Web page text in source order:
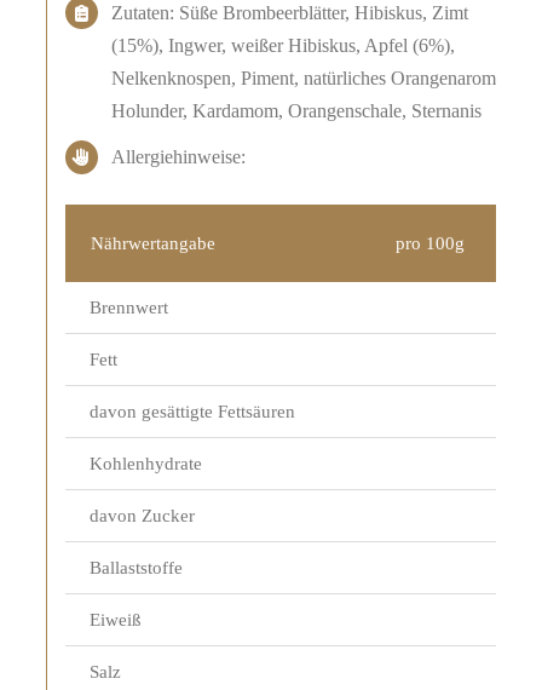
Zutaten: Süße Brombeerblätter, Hibiskus, Zimt
(15%), Ingwer, weißer Hibiskus, Apfel (6%),
Nelkenknospen, Piment, natürliches Orangenaroma,
Holunder, Kardamom, Orangenschale, Sternanis
Allergiehinweise:
Nährwertangabe pro 100g
Brennwert
Fett
davon gesättigte Fettsäuren
Kohlenhydrate
davon Zucker
Ballaststoffe
Eiweiß
Salz